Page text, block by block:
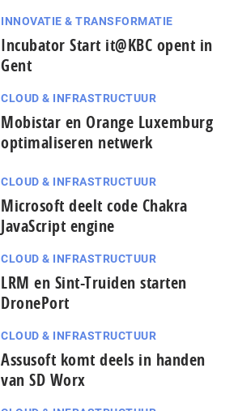
INNOVATIE & TRANSFORMATIE
Incubator Start it@KBC opent in
Gent
CLOUD & INFRASTRUCTUUR
Mobistar en Orange Luxemburg
optimaliseren netwerk
CLOUD & INFRASTRUCTUUR
Microsoft deelt code Chakra
JavaScript engine
CLOUD & INFRASTRUCTUUR
LRM en Sint-Truiden starten
DronePort
CLOUD & INFRASTRUCTUUR
Assusoft komt deels in handen
van SD Worx